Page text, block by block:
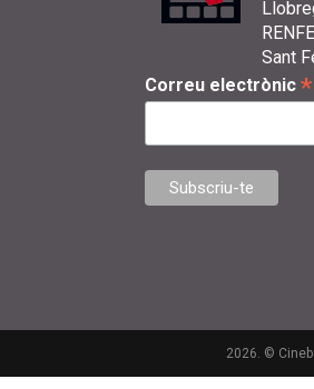
Sant
Correu electrònic *
2026. ©